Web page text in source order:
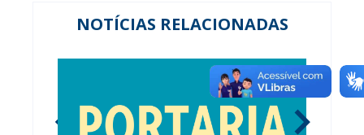
NOTÍCIAS RELACIONADAS